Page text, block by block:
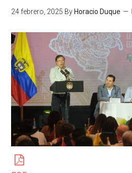
24 febrero, 2025 By Horacio Duque